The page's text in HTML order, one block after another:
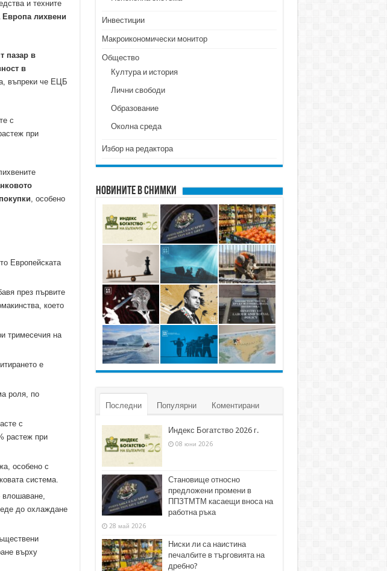
и техните
Европа лихвени
пазар в
в
въпреки че ЕЦБ
с
при
, особено
Европейската
през първите
което
тримесечия на
е
роля, по
с
растеж при
особено с
система.
влошаване,
до охлаждане
върху
Инвестиции
Макроикономически монитор
Общество
Култура и история
Лични свободи
Образование
Околна среда
Избор на редактора
Новините в снимки
Последни Популярни Коментирани
Индекс Богатство 2026 г.
08 юни 2026
Становище относно
предложени промени в
ППЗТМТМ касаещи вноса на
работна ръка
28 май 2026
Ниски ли са наистина
печалбите в търговията на
дребно?